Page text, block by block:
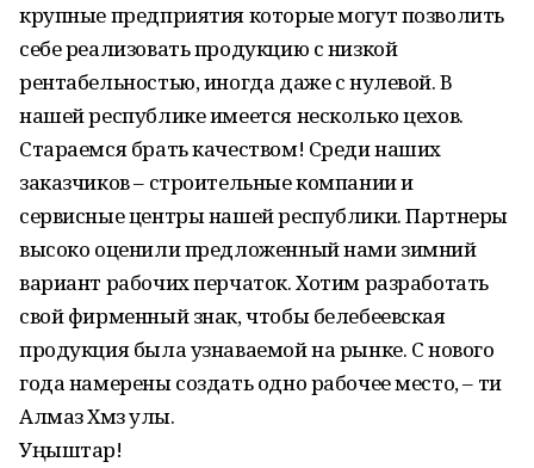
крупные предприятия которые могут позволить
себе реализовать продукцию с низкой
рентабельностью, иногда даже с нулевой. В
нашей республике имеется несколько цехов.
Стараемся брать качеством! Среди наших
заказчиков – строительные компании и
сервисные центры нашей республики. Партнеры
высоко оценили предложенный нами зимний
вариант рабочих перчаток. Хотим разработать
свой фирменный знак, чтобы белебеевская
продукция была узнаваемой на рынке. С нового
года намерены создать одно рабочее место, – ти
Алмаз Хәмзә улы.
Уңыштар!